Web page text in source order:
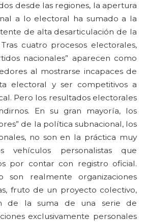
desde las regiones, la apertura
a lo electoral ha sumado a la
de alta desarticulación de la
cuatro procesos electorales,
nacionales” aparecen como
al mostrarse incapaces de
electoral y ser competitivos a
Pero los resultados electorales
En su gran mayoría, los
de la política subnacional, los
no son en la práctica muy
vehículos personalistas que
por contar con registro oficial.
realmente organizaciones
fruto de un proyecto colectivo,
de la suma de una serie de
exclusivamente personales